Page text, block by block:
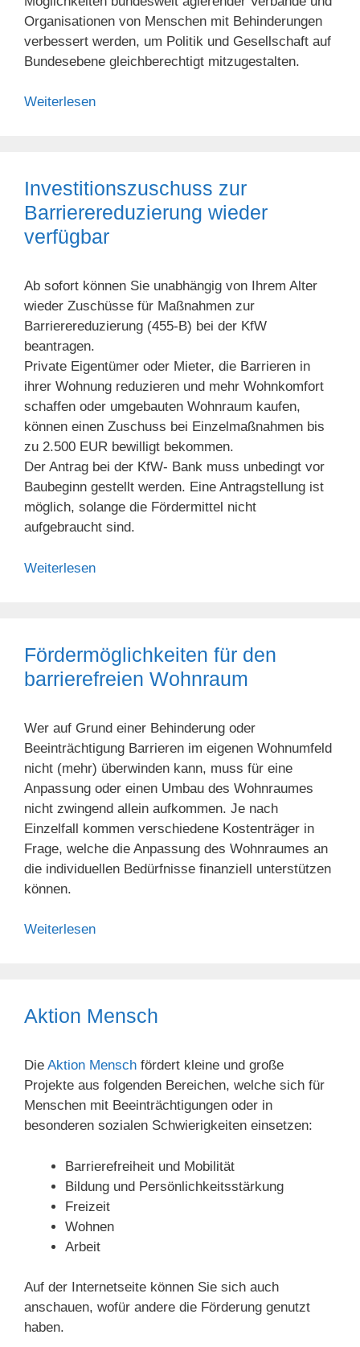
Organisatio­nen von Menschen mit Behinderungen
verbessert werden, um Politik und Gesellschaft auf
Bundes­ebene gleichberechtigt mitzugestalten.
Weiterlesen
Investitionszuschuss zur
Barrierereduzierung wieder
verfügbar
Ab sofort können Sie unabhängig von Ihrem Alter
wieder Zuschüsse für Maßnahmen zur
Barrierereduzierung (455-B) bei der KfW
beantragen.
Private Eigentümer oder Mieter, die Barrieren in
ihrer Wohnung reduzieren und mehr Wohnkomfort
schaffen oder umgebauten Wohnraum kaufen,
können einen Zuschuss bei Einzelmaßnahmen bis
zu 2.500 EUR bewilligt bekommen.
Der Antrag bei der KfW- Bank muss unbedingt vor
Baubeginn gestellt werden. Eine Antragstellung ist
möglich, solange die Fördermittel nicht
aufgebraucht sind.
Weiterlesen
Fördermöglichkeiten für den
barrierefreien Wohnraum
Wer auf Grund einer Behinderung oder
Beeinträchtigung Barrieren im eigenen Wohnumfeld
nicht (mehr) überwinden kann, muss für eine
Anpassung oder einen Umbau des Wohnraumes
nicht zwingend allein aufkommen. Je nach
Einzelfall kommen verschiedene Kostenträger in
Frage, welche die Anpassung des Wohnraumes an
die individuellen Bedürfnisse finanziell unterstützen
können.
Weiterlesen
Aktion Mensch
Die Aktion Mensch fördert kleine und große
Projekte aus folgenden Bereichen, welche sich für
Menschen mit Beeinträchtigungen oder in
besonderen sozialen Schwierigkeiten einsetzen:
Barrierefreiheit und Mobilität
Bildung und Persönlichkeitsstärkung
Freizeit
Wohnen
Arbeit
Auf der Internetseite können Sie sich auch
anschauen, wofür andere die Förderung genutzt
haben.